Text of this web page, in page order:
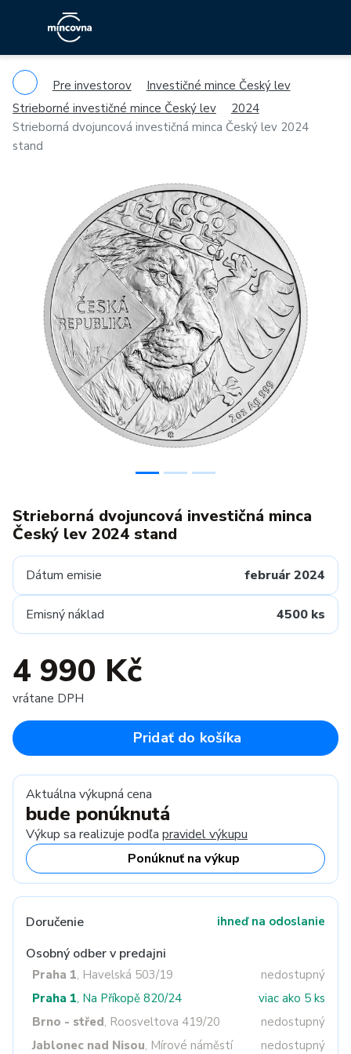
Pre investorov
Investičné mince Český lev
Strieborné investičné mince Český lev
2024
Strieborná dvojuncová investičná minca Český lev 2024
stand
Previous
Strieborná dvojuncová investičná minca
Český lev 2024 stand
Dátum emisie február 2024
Emisný náklad 4500 ks
4 990 Kč
vrátane DPH
Pridať do košíka
Aktuálna výkupná cena
bude ponúknutá
Výkup sa realizuje podľa pravidel výkupu
Ponúknuť na výkup
Doručenie ihneď na odoslanie
Osobný odber v predajni
Praha 1, Havelská 503/19
nedostupný
Praha 1, Na Příkopě 820/24
viac ako 5 ks
Brno - střed, Roosveltova 419/20
nedostupný
Jablonec nad Nisou, Mírové náměstí
nedostupný